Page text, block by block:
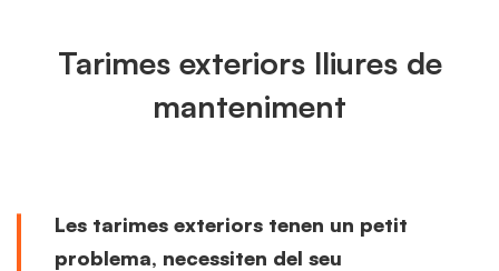
Tarimes exteriors lliures de
manteniment
Les tarimes exteriors tenen un petit
problema, necessiten del seu